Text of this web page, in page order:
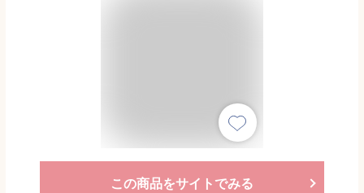
この商品をサイトでみる